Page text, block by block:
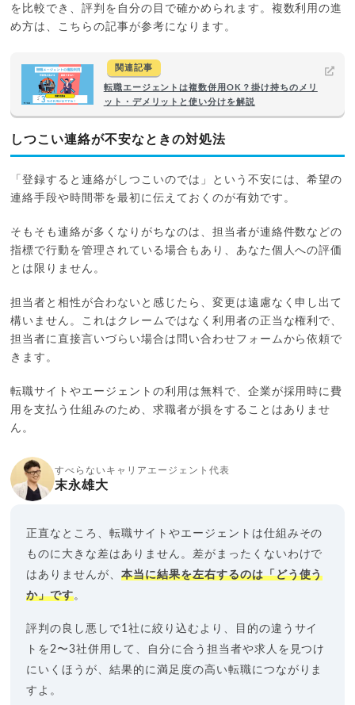
を比較でき、評判を自分の目で確かめられます。複数利用の進
め方は、こちらの記事が参考になります。
関連記事
転職エージェントは複数併用OK？掛け持ちのメリ
ット・デメリットと使い分けを解説
しつこい連絡が不安なときの対処法
「登録すると連絡がしつこいのでは」という不安には、希望の
連絡手段や時間帯を最初に伝えておくのが有効です。
そもそも連絡が多くなりがちなのは、担当者が連絡件数などの
指標で行動を管理されている場合もあり、あなた個人への評価
とは限りません。
担当者と相性が合わないと感じたら、変更は遠慮なく申し出て
構いません。これはクレームではなく利用者の正当な権利で、
担当者に直接言いづらい場合は問い合わせフォームから依頼で
きます。
転職サイトやエージェントの利用は無料で、企業が採用時に費
用を支払う仕組みのため、求職者が損をすることはありませ
ん。
すべらないキャリアエージェント代表
末永雄大
正直なところ、転職サイトやエージェントは仕組みその
ものに大きな差はありません。差がまったくないわけで
はありませんが、本当に結果を左右するのは「どう使う
か」です。
評判の良し悪しで1社に絞り込むより、目的の違うサイ
トを2〜3社併用して、自分に合う担当者や求人を見つけ
にいくほうが、結果的に満足度の高い転職につながりま
すよ。